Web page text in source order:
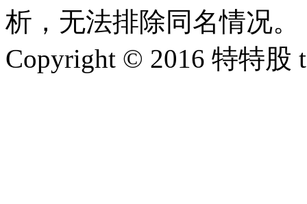
析，无法排除同名情况。
Copyright © 2016 特特股